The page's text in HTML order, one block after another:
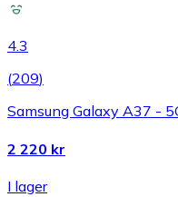
4.3
(209)
Samsung Galaxy A37 -
2 220 kr
I lager